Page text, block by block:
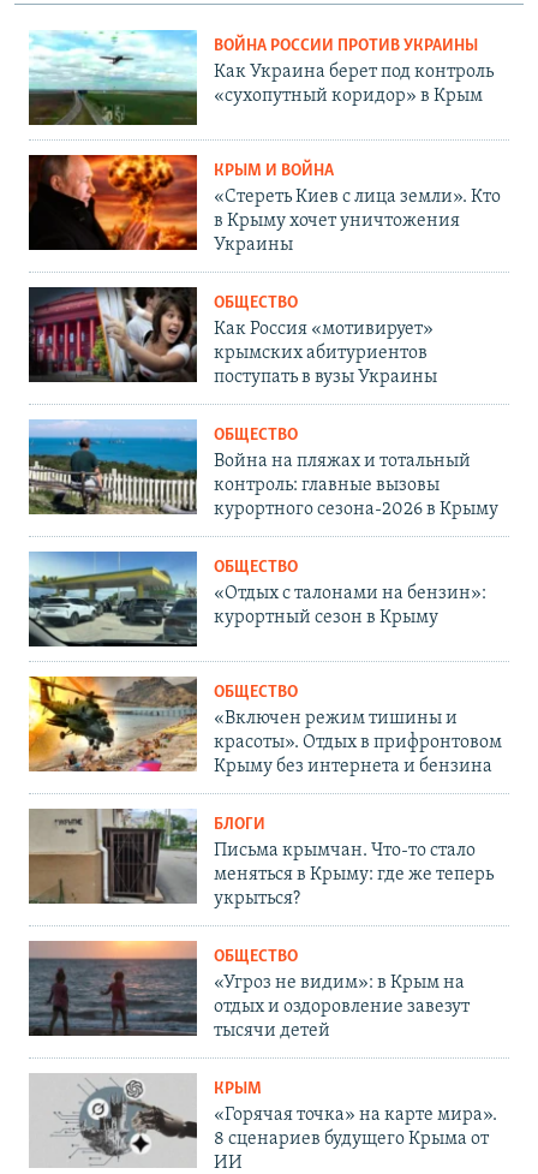
ВОЙНА РОССИИ ПРОТИВ УКРАИНЫ
Как Украина берет под контроль
«сухопутный коридор» в Крым
КРЫМ И ВОЙНА
«Стереть Киев с лица земли». Кто
в Крыму хочет уничтожения
Украины
ОБЩЕСТВО
Как Россия «мотивирует»
крымских абитуриентов
поступать в вузы Украины
ОБЩЕСТВО
Война на пляжах и тотальный
контроль: главные вызовы
курортного сезона-2026 в Крыму
ОБЩЕСТВО
«Отдых с талонами на бензин»:
курортный сезон в Крыму
ОБЩЕСТВО
«Включен режим тишины и
красоты». Отдых в прифронтовом
Крыму без интернета и бензина
БЛОГИ
Письма крымчан. Что-то стало
меняться в Крыму: где же теперь
укрыться?
ОБЩЕСТВО
«Угроз не видим»: в Крым на
отдых и оздоровление завезут
тысячи детей
КРЫМ
«Горячая точка» на карте мира».
8 сценариев будущего Крыма от
ИИ